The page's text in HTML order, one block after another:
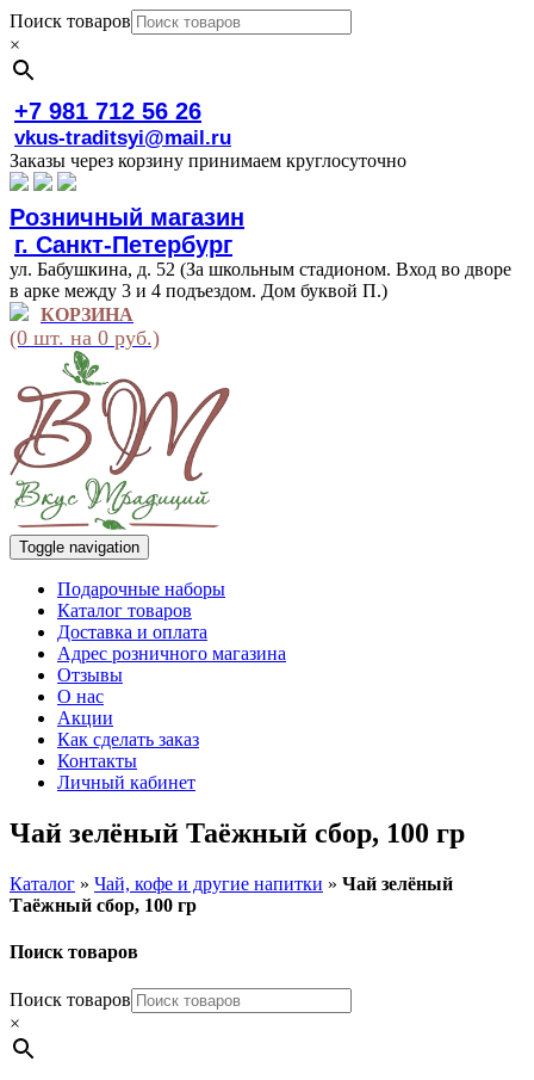
Поиск товаров
×
+7 981 712 56 26
vkus-traditsyi@mail.ru
Заказы через корзину принимаем круглосуточно
Розничный магазин
г. Санкт-Петербург
ул. Бабушкина, д. 52 (За школьным стадионом. Вход во дворе
в арке между 3 и 4 подъездом. Дом буквой П.)
КОРЗИНА
(0 шт. на 0 руб.)
Toggle navigation
Подарочные наборы
Каталог товаров
Доставка и оплата
Адрес розничного магазина
Отзывы
О нас
Акции
Как сделать заказ
Контакты
Личный кабинет
Чай зелёный Таёжный сбор, 100 гр
Каталог » Чай, кофе и другие напитки » Чай зелёный
Таёжный сбор, 100 гр
Поиск товаров
Поиск товаров
×